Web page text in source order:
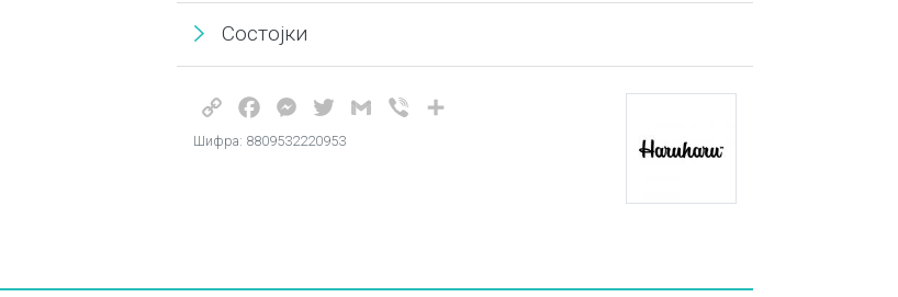
Состојки
Copy
Link
FacebookMessenger
TwitterGmail Viber
Шифра: 8809532220953